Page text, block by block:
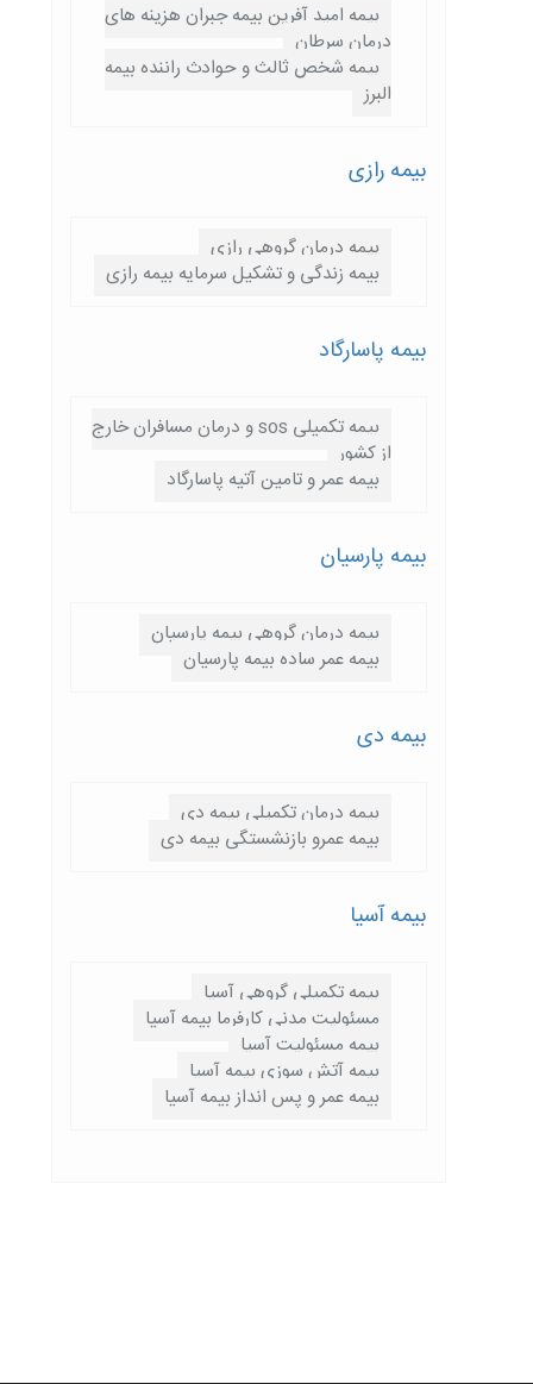
بیمه امید آفرین بیمه جبران هزینه های
درمان سرطان
بیمه شخص ثالث و حوادث راننده بیمه
البرز
بیمه رازی
بیمه درمان گروهی رازی
بیمه زندگی و تشکیل سرمایه بیمه رازی
بیمه پاسارگاد
بیمه تکمیلی sos و درمان مسافران خارج
از کشور
بیمه عمر و تامین آتیه پاسارگاد
بیمه پارسيان
بیمه درمان گروهی بیمه پارسیان
بیمه عمر ساده بیمه پارسیان
بیمه دی
بیمه درمان تکمیلی بیمه دی
بیمه عمرو بازنشستگی بیمه دی
بیمه آسیا
بیمه تکمیلی گروهی آسیا
مسئولیت مدنی کارفرما بیمه آسیا
بیمه مسئولیت آسیا
بیمه آتش سوزی بیمه آسیا
بیمه عمر و پس انداز بیمه آسیا